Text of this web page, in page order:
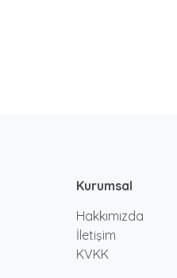
Kurumsal
Hakkımızda
İletişim
KVKK